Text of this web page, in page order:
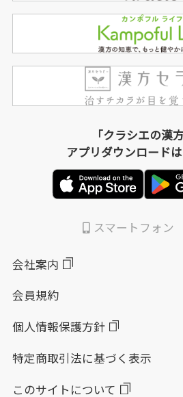
「クラシエの漢
アプリダウンロード
スマートフォン
会社案内
会員規約
個人情報保護方針
特定商取引法に基づく表示
このサイトについて